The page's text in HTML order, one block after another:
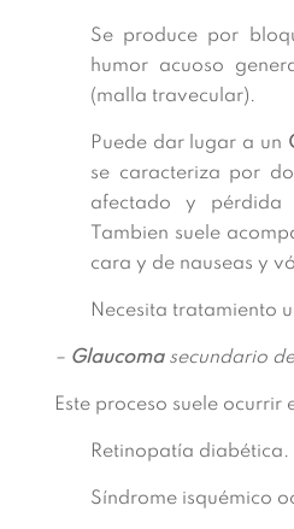
Se produce por
humor acuoso
(malla travecular).
Puede dar lugar a un
se caracteriza por
afectado y pérdida
Tambien suele
cara y de nauseas y
Necesita tratamiento
–Glaucomasecundario
Este proceso suele ocurrir
Retinopatía diabética.
Síndrome isquémico